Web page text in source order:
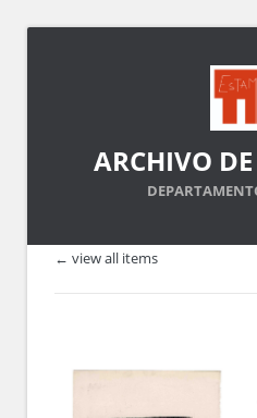
ARCHIVO
← view all items